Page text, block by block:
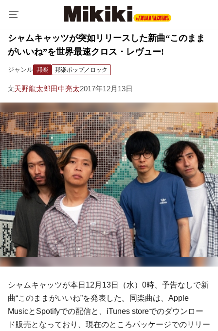
シャムキャッツが突如リリースした新曲“このまま
がいいね”を世界最速クロス・レヴュー!
ジャンル 邦楽 邦楽ポップ／ロック
文天野龍太郎田中亮太2017年12月13日
シャムキャッツが本日12月13日（水）0時、予告なしで新
曲“このままがいいね”を発表した。同楽曲は、Apple
MusicとSpotifyでの配信と、iTunes storeでのダウンロー
ド販売となっており、現在のところパッケージでのリリー